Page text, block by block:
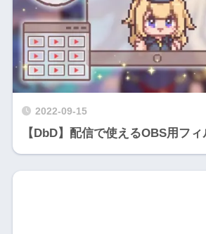
2022-09-15
【DbD】配信で使えるOBS用フ